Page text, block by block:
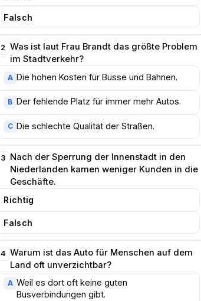
Falsch
2
Was ist laut Frau Brandt das größte Problem
im Stadtverkehr?
A Die hohen Kosten für Busse und Bahnen.
B Der fehlende Platz für immer mehr Autos.
C Die schlechte Qualität der Straßen.
3 Nach der Sperrung der Innenstadt in den
Niederlanden kamen weniger Kunden in die
Geschäfte.
Richtig
Falsch
4 Warum ist das Auto für Menschen auf dem
Land oft unverzichtbar?
A Weil es dort oft keine guten
Busverbindungen gibt.